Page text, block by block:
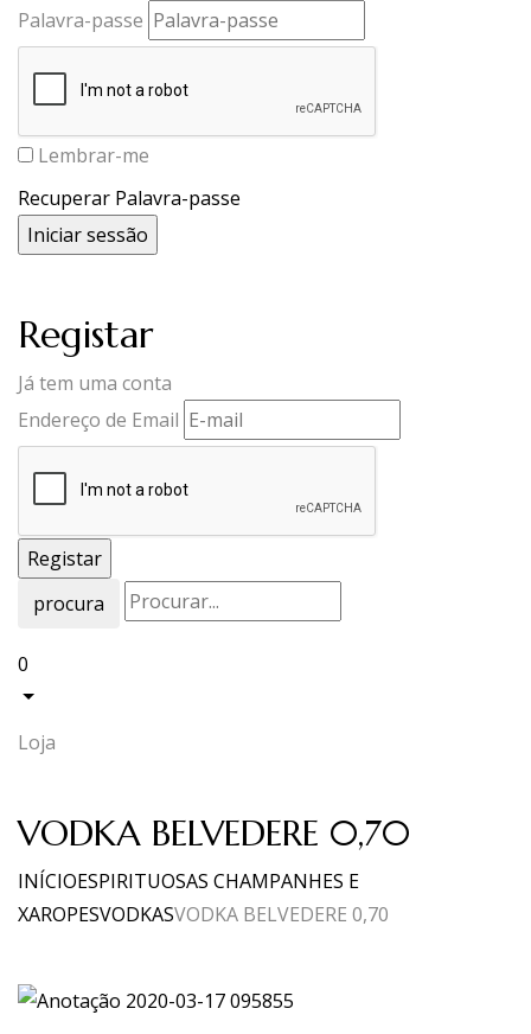
Palavra-passe
Lembrar-me
Recuperar Palavra-passe
Registar
Já tem uma conta
Endereço de Email
procura
0
Loja
VODKA BELVEDERE 0,70
INÍCIOESPIRITUOSAS CHAMPANHES E
XAROPESVODKASVODKA BELVEDERE 0,70